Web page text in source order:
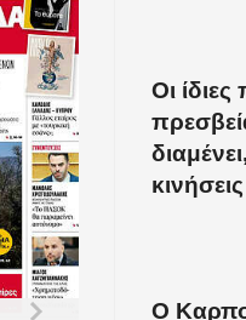
Οι
Ο